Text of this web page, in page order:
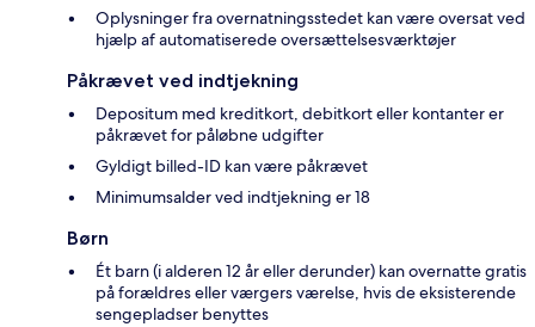
Oplysninger fra overnatningsstedet kan være oversat ved
hjælp af automatiserede oversættelsesværktøjer
Påkrævet ved indtjekning
Depositum med kreditkort, debitkort eller kontanter er
påkrævet for påløbne udgifter
Gyldigt billed-ID kan være påkrævet
Minimumsalder ved indtjekning er 18
Børn
Ét barn (i alderen 12 år eller derunder) kan overnatte gratis
på forældres eller værgers værelse, hvis de eksisterende
sengepladser benyttes